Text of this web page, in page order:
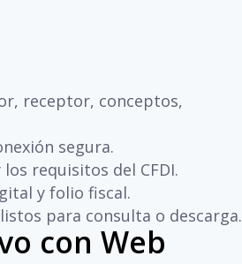
receptor, conceptos,
segura.
requisitos del CFDI.
y folio fiscal.
para consulta o descarga.
con Web